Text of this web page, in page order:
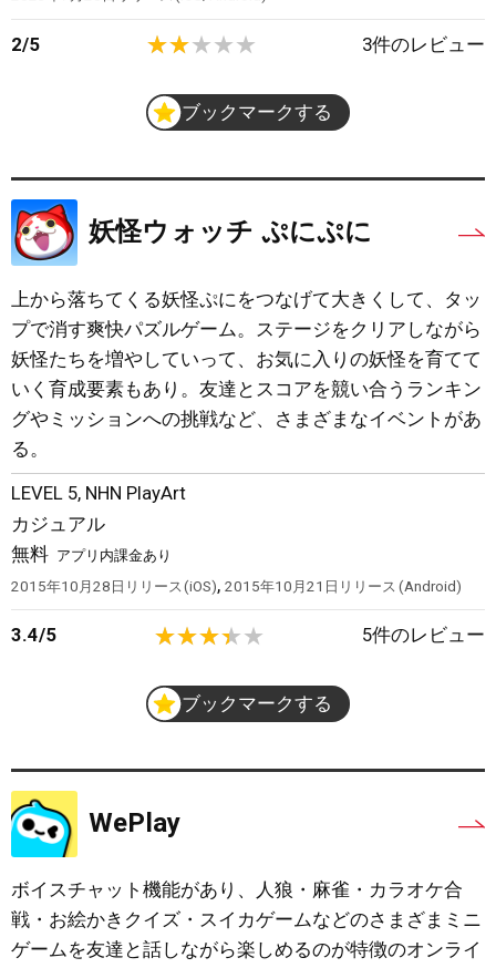
2/5 3件のレビュー
ブックマークする
妖怪ウォッチ ぷにぷに
上から落ちてくる妖怪ぷにをつなげて大きくして、タッ
プで消す爽快パズルゲーム。ステージをクリアしながら
妖怪たちを増やしていって、お気に入りの妖怪を育てて
いく育成要素もあり。友達とスコアを競い合うランキン
グやミッションへの挑戦など、さまざまなイベントがあ
る。
LEVEL 5, NHN PlayArt
カジュアル
無料 アプリ内課金あり
2015年10月28日 リリース iOS ,2015年10月21日 リリース Android
3.4/5 5件のレビュー
ブックマークする
WePlay
ボイスチャット機能があり、人狼・麻雀・カラオケ合
戦・お絵かきクイズ・スイカゲームなどのさまざまミニ
ゲームを友達と話しながら楽しめるのが特徴のオンライ